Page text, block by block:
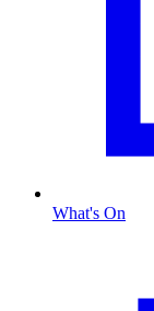
What's On